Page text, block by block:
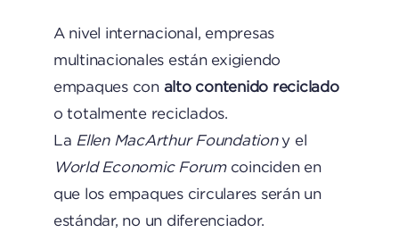
A nivel internacional, empresas
multinacionales están exigiendo
empaques con alto contenido reciclado
o totalmente reciclados.
La Ellen MacArthur Foundationy el
World Economic Forumcoinciden en
que los empaques circulares serán un
estándar, no un diferenciador.